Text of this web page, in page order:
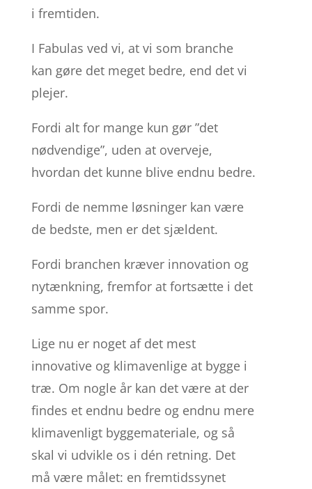
i fremtiden.
I Fabulas ved vi, at vi som branche
kan gøre det meget bedre, end det vi
plejer.
Fordi alt for mange kun gør ”det
nødvendige”, uden at overveje,
hvordan det kunne blive endnu bedre.
Fordi de nemme løsninger kan være
de bedste, men er det sjældent.
Fordi branchen kræver innovation og
nytænkning, fremfor at fortsætte i det
samme spor.
Lige nu er noget af det mest
innovative og klimavenlige at bygge i
træ. Om nogle år kan det være at der
findes et endnu bedre og endnu mere
klimavenligt byggemateriale, og så
skal vi udvikle os i dén retning. Det
må være målet: en fremtidssynet